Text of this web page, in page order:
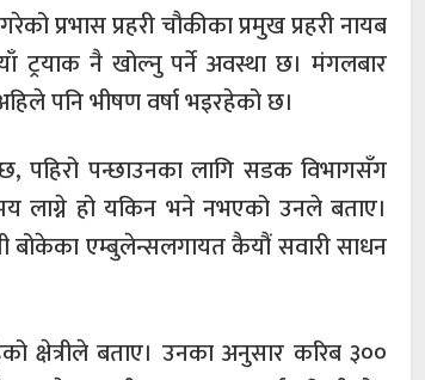
प्रभास प्रहरी चौकीका प्रमुख प्रहरी नायब
ट्रयाक नै खोल्नु पर्ने अवस्था छ। मंगलबार
पनि भीषण वर्षा भइरहेको छ।
पहिरो पन्छाउनका लागि सडक विभागसँग
लाग्ने हो यकिन भने नभएको उनले बताए।
बोकेका एम्बुलेन्सलगायत कैयौं सवारी साधन
क्षेत्रीले बताए। उनका अनुसार करिब ३००